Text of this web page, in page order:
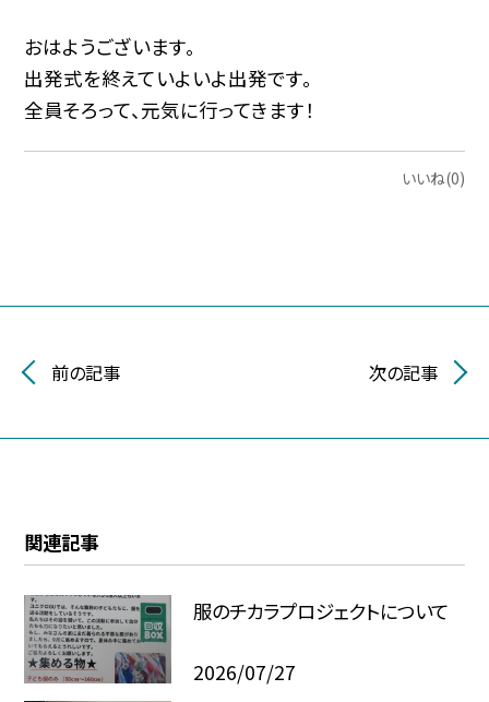
おはようございます。
出発式を終えていよいよ出発です。
全員そろって、元気に行ってきます！
いいね(0)
前の記事 次の記事
関連記事
服のチカラプロジェクトについて
2026/07/27